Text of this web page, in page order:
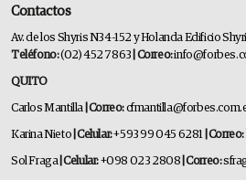
Contactos
Av. de los Shyris N34-152 y Holanda Edificio
Teléfono:(02) 452 7863 | Correo:
QUITO
Carlos Mantilla | Correo:
Karina Nieto | Celular:+593 99 045 6281 | Correo:
Sol Fraga | Celular:+098 023 2808 | Correo: